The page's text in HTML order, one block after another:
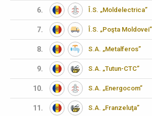
6. Î.S. „Moldelectrica”
7. Î.S. „Poşta Moldovei”
8. S.A. „Metalferos”
9. S.A. „Tutun-CTC”
10. S.A. „Energocom”
11. S.A. „Franzeluţa”